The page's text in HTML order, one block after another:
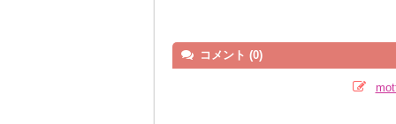
コメント (0)